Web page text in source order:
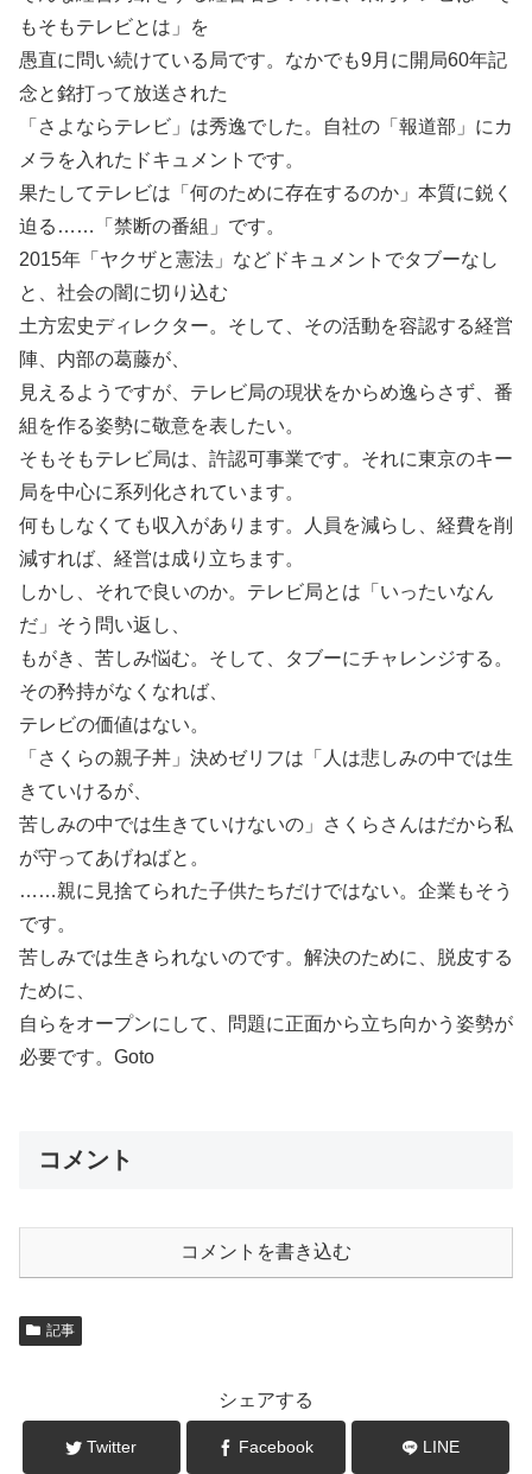
もそもテレビとは」を
愚直に問い続けている局です。なかでも9月に開局60年記
念と銘打って放送された
「さよならテレビ」は秀逸でした。自社の「報道部」にカ
メラを入れたドキュメントです。
果たしてテレビは「何のために存在するのか」本質に鋭く
迫る……「禁断の番組」です。
2015年「ヤクザと憲法」などドキュメントでタブーなし
と、社会の闇に切り込む
土方宏史ディレクター。そして、その活動を容認する経営
陣、内部の葛藤が、
見えるようですが、テレビ局の現状をからめ逸らさず、番
組を作る姿勢に敬意を表したい。
そもそもテレビ局は、許認可事業です。それに東京のキー
局を中心に系列化されています。
何もしなくても収入があります。人員を減らし、経費を削
減すれば、経営は成り立ちます。
しかし、それで良いのか。テレビ局とは「いったいなん
だ」そう問い返し、
もがき、苦しみ悩む。そして、タブーにチャレンジする。
その矜持がなくなれば、
テレビの価値はない。
「さくらの親子丼」決めゼリフは「人は悲しみの中では生
きていけるが、
苦しみの中では生きていけないの」さくらさんはだから私
が守ってあげねばと。
……親に見捨てられた子供たちだけではない。企業もそう
です。
苦しみでは生きられないのです。解決のために、脱皮する
ために、
自らをオープンにして、問題に正面から立ち向かう姿勢が
必要です。Goto
コメント
コメントを書き込む
記事
シェアする
Twitter Facebook LINE